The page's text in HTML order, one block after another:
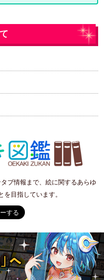
ブ情報まで、絵に関するあらゆ
を目指しています。